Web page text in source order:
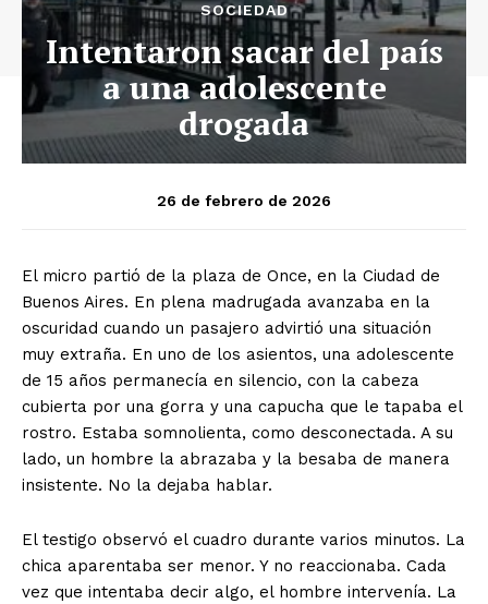
SOCIEDAD
Intentaron sacar del país
a una adolescente
drogada
26 de febrero de 2026
El micro partió de la plaza de Once, en la Ciudad de
Buenos Aires. En plena madrugada avanzaba en la
oscuridad cuando un pasajero advirtió una situación
muy extraña. En uno de los asientos, una adolescente
de 15 años permanecía en silencio, con la cabeza
cubierta por una gorra y una capucha que le tapaba el
rostro. Estaba somnolienta, como desconectada. A su
lado, un hombre la abrazaba y la besaba de manera
insistente. No la dejaba hablar.
El testigo observó el cuadro durante varios minutos. La
chica aparentaba ser menor. Y no reaccionaba. Cada
vez que intentaba decir algo, el hombre intervenía. La